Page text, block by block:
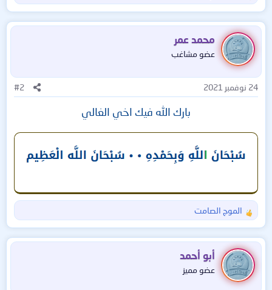
ل
ت
ف
ا
ع
ا
ت
محمد عمر
عضو مشاغب
24 نوفمبر 2021 #2
بارك الله فيك اخي الغالي
ل
ت
ف
ا
ع
الموج الصامت
أبو أحمد
عضو مميز